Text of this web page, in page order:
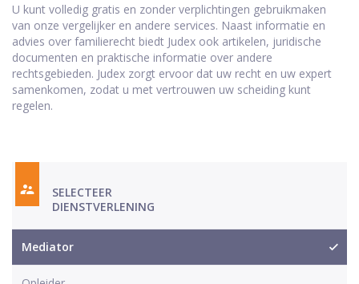
U kunt volledig gratis en zonder verplichtingen gebruikmaken
van onze vergelijker en andere services. Naast informatie en
advies over familierecht biedt Judex ook artikelen, juridische
documenten en praktische informatie over andere
rechtsgebieden. Judex zorgt ervoor dat uw recht en uw expert
samenkomen, zodat u met vertrouwen uw scheiding kunt
regelen.
SELECTEER
DIENSTVERLENING
Mediator